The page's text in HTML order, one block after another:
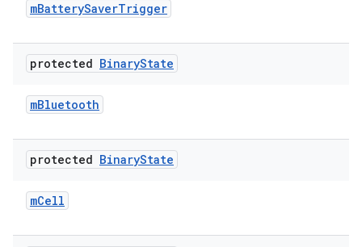
mBatterySaverTrigger
protected BinaryState
mBluetooth
protected BinaryState
mCell